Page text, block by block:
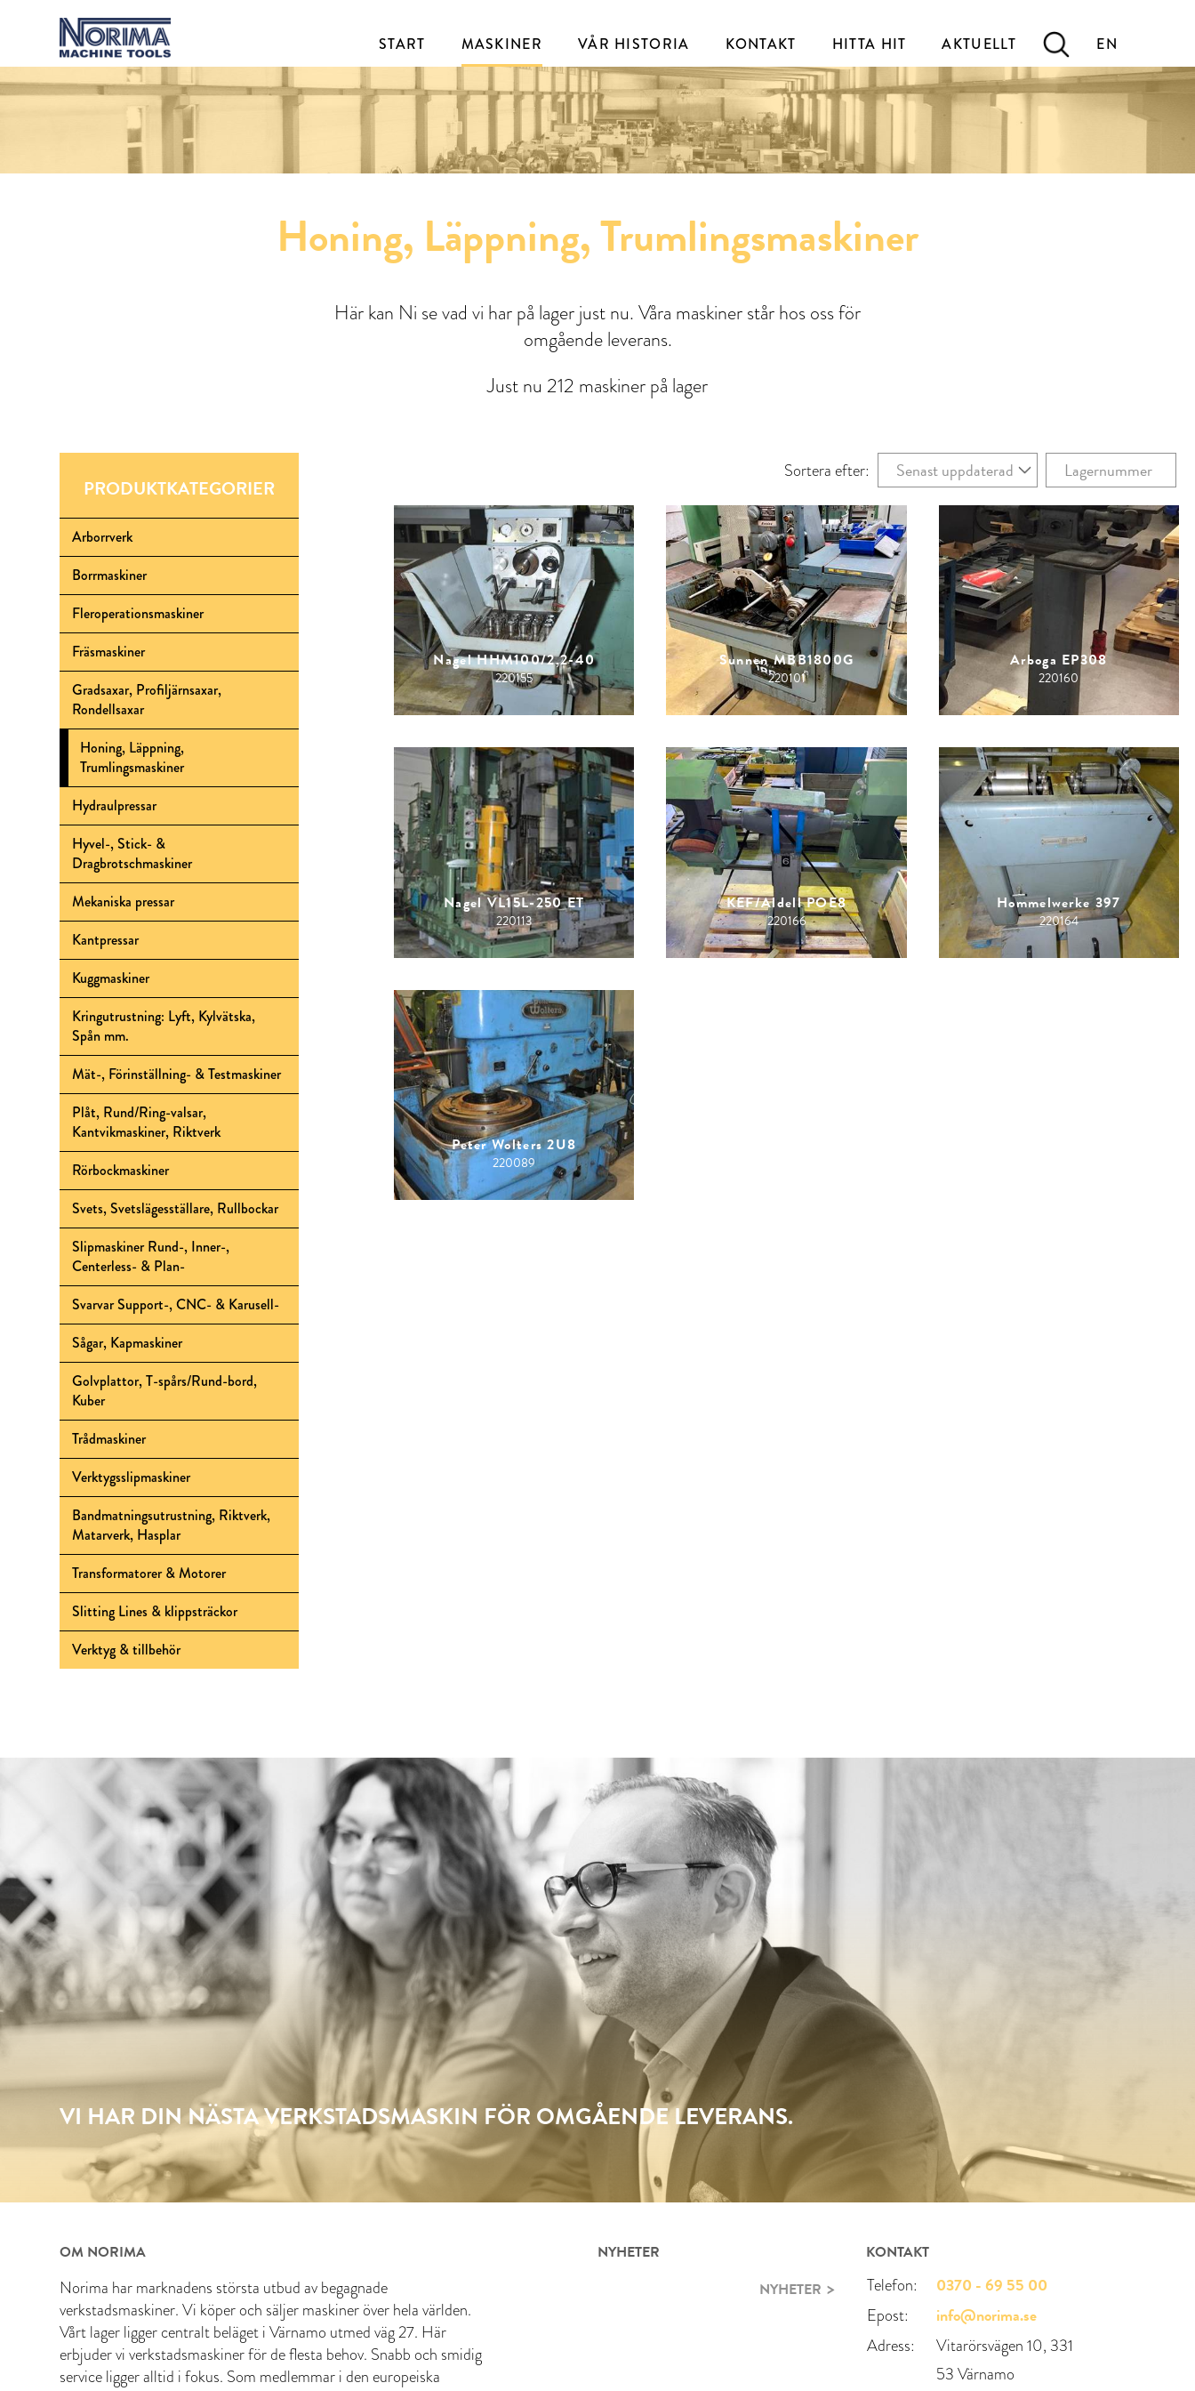
EN
START MASKINER VÅR HISTORIA KONTAKT HITTA HIT AKTUELLT
Honing, Läppning, Trumlingsmaskiner
Här kan Ni se vad vi har på lager just nu. Våra maskiner står hos oss för
omgående leverans.
Just nu 212 maskiner på lager
PRODUKTKATEGORIER
Arborrverk
Borrmaskiner
Fleroperationsmaskiner
Fräsmaskiner
Gradsaxar, Profiljärnsaxar,
Rondellsaxar
Honing, Läppning,
Trumlingsmaskiner
Hydraulpressar
Hyvel-, Stick- &
Dragbrotschmaskiner
Mekaniska pressar
Kantpressar
Kuggmaskiner
Kringutrustning: Lyft, Kylvätska,
Spån mm.
Mät-, Förinställning- & Testmaskiner
Plåt, Rund/Ring-valsar,
Kantvikmaskiner, Riktverk
Rörbockmaskiner
Svets, Svetslägesställare, Rullbockar
Slipmaskiner Rund-, Inner-,
Centerless- & Plan-
Svarvar Support-, CNC- & Karusell-
Sågar, Kapmaskiner
Golvplattor, T-spårs/Rund-bord,
Kuber
Trådmaskiner
Verktygsslipmaskiner
Bandmatningsutrustning, Riktverk,
Matarverk, Hasplar
Transformatorer & Motorer
Slitting Lines & klippsträckor
Verktyg & tillbehör
Sortera efter: Senast uppdaterad Lagernummer
Nagel HHM100/2,2-40
220155
Sunnen MBB1800G
220101
Arboga EP308
220160
Nagel VL15L-250 ET
220113
KEF/Aldell POE8
220166
Hommelwerke 397
220164
Peter Wolters 2U8
220089
VI HAR DIN NÄSTA VERKSTADSMASKIN FÖR OMGÅENDE LEVERANS.
OM NORIMA
Norima har marknadens största utbud av begagnade
verkstadsmaskiner. Vi köper och säljer maskiner över hela världen.
Vårt lager ligger centralt beläget i Värnamo utmed väg 27. Här
erbjuder vi verkstadsmaskiner för de flesta behov. Snabb och smidig
service ligger alltid i fokus. Som medlemmar i den europeiska
NYHETER
NYHETER
KONTAKT
Telefon: 0370 - 69 55 00
Epost: info@norima.se
Adress:
Vitarörsvägen 10, 331
53 Värnamo